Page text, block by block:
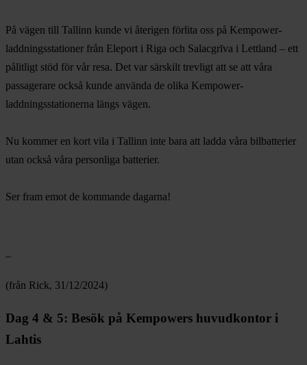
På vägen till Tallinn kunde vi återigen förlita oss på Kempower-
laddningsstationer från Eleport i Riga och Salacgrīva i Lettland – ett
pålitligt stöd för vår resa. Det var särskilt trevligt att se att våra
passagerare också kunde använda de olika Kempower-
laddningsstationerna längs vägen.
Nu kommer en kort vila i Tallinn inte bara att ladda våra bilbatterier
utan också våra personliga batterier.
Ser fram emot de kommande dagarna!
–
(från Rick, 31/12/2024)
Dag 4 & 5: Besök på Kempowers huvudkontor i
Lahtis